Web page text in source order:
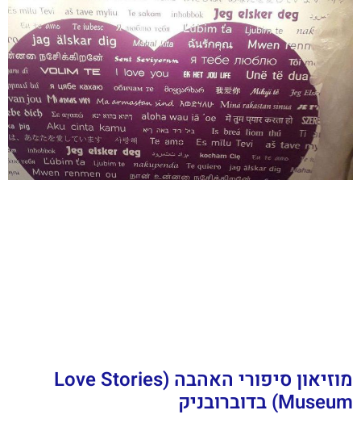
מוזיאון סיפורי האהבה (Love Stories
Museum) בדוברובניק